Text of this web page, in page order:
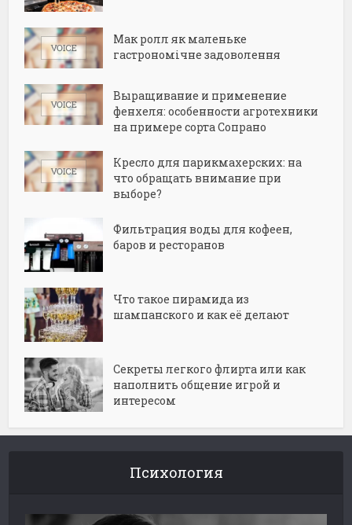
Мак ролл як маленьке
гастрономічне задоволення
Выращивание и применение
фенхеля: особенности агротехники
на примере сорта Сопрано
Кресло для парикмахерских: на
что обращать внимание при
выборе?
Фильтрация воды для кофеен,
баров и ресторанов
Что такое пирамида из
шампанского и как её делают
Секреты легкого флирта или как
наполнить общение игрой и
интересом
Психология